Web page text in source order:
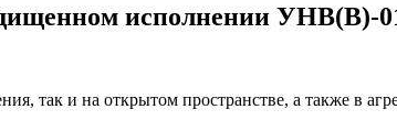
исполнении УНВ(В)-
так и на открытом пространстве, а также в